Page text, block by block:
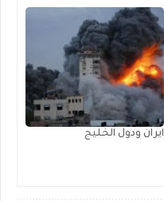
ايران ودول الخليج